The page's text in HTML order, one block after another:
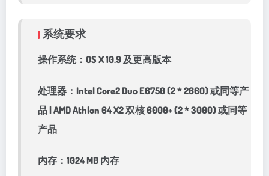
系统要求
操作系统：OS X 10.9 及更高版本
处理器：Intel Core2 Duo E6750 (2 * 2660) 或同等产
品 | AMD Athlon 64 X2 双核 6000+ (2 * 3000) 或同等
产品
内存：1024 MB 内存